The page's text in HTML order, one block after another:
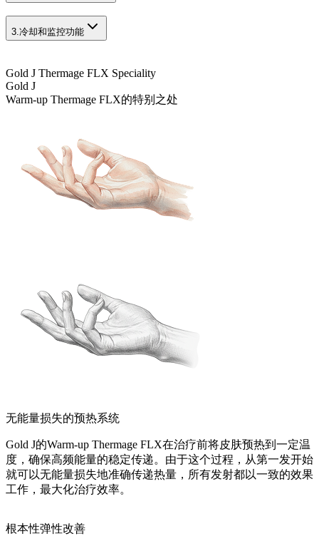
3.冷却和监控功能
Gold J Thermage FLX Speciality
Gold J
Warm-up Thermage FLX的特别之处
无能量损失的预热系统
Gold J的Warm-up Thermage FLX在治疗前将皮肤预热到一定温
度，确保高频能量的稳定传递。由于这个过程，从第一发开始
就可以无能量损失地准确传递热量，所有发射都以一致的效果
工作，最大化治疗效率。
根本性弹性改善